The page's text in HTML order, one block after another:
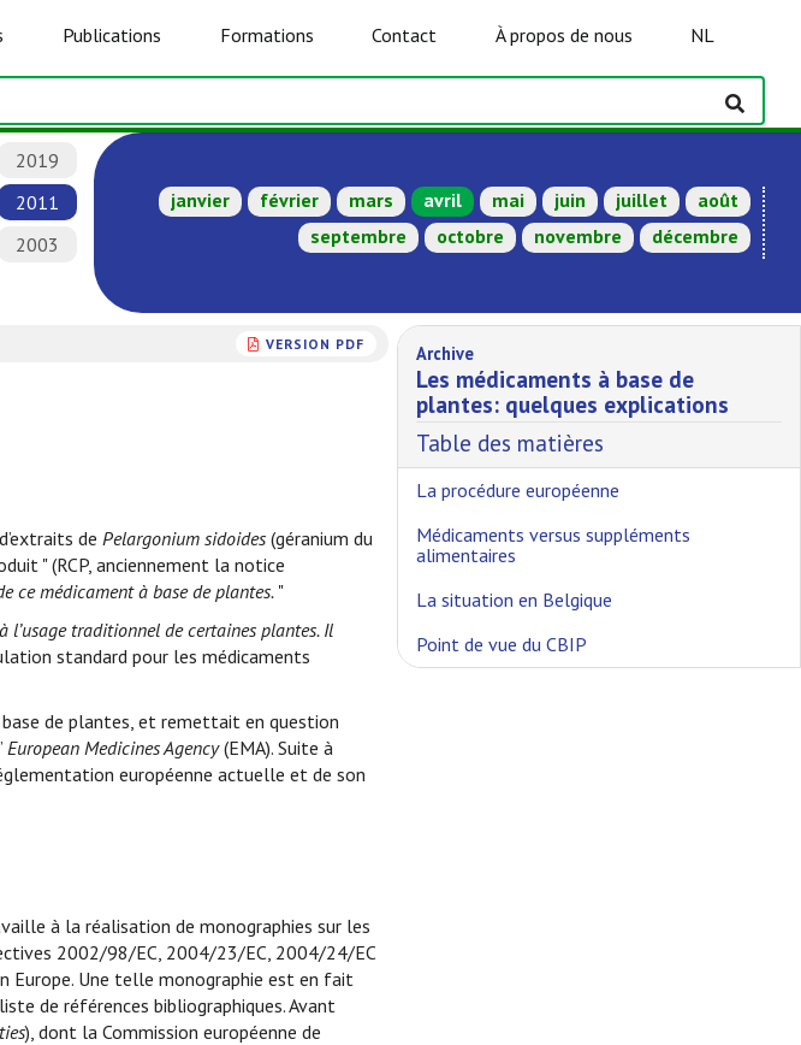
Publications Formations Contact À propos de nous NL
2019
2011
2003
janvier février mars avril mai juin juillet
août
septembre
octobre novembre décembre
VERSION PDF
de Pelargonium sidoides (géranium du
" (RCP, anciennement la notice
ce médicament à base de plantes."
l’usage traditionnel de certaines plantes. Il
standard pour les médicaments
de plantes, et remettait en question
European Medicines Agency(EMA). Suite à
européenne actuelle et de son
à la réalisation de monographies sur les
2002/98/EC, 2004/23/EC, 2004/24/EC
Europe. Une telle monographie est en fait
de références bibliographiques. Avant
), dont la Commission européenne de
Archive
Les médicaments à base de
plantes: quelques explications
Table des matières
La procédure européenne
Médicaments versus suppléments
alimentaires
La situation en Belgique
Point de vue du CBIP